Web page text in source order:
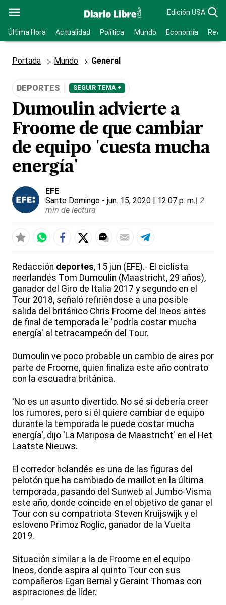
Edición USA
Última Hora Actualidad Política Mundo Economía
Portada Mundo General
DEPORTES SEGUIR TEMA +
Dumoulin advierte a
Froome de que cambiar
de equipo 'cuesta mucha
energía'
EFE
Santo Domingo - jun. 15, 2020 | 12:07 p. m.| 2
min de lectura
Redacción deportes, 15 jun (EFE).- El ciclista
neerlandés Tom Dumoulin (Maastricht, 29 años),
ganador del Giro de Italia 2017 y segundo en el
Tour 2018, señaló refiriéndose a una posible
salida del británico Chris Froome del Ineos antes
de final de temporada le 'podría costar mucha
energía' al tetracampeón del Tour.
Dumoulin ve poco probable un cambio de aires por
parte de Froome, quien finaliza este año contrato
con la escuadra británica.
'No es un asunto divertido. No sé si debería creer
los rumores, pero si él quiere cambiar de equipo
durante la temporada le puede costar mucha
energía', dijo 'La Mariposa de Maastricht' en el Het
Laatste Nieuws.
El corredor holandés es una de las figuras del
pelotón que ha cambiado de maillot en la última
temporada, pasando del Sunweb al Jumbo-Visma
este año, donde coincide en el objetivo de ganar el
Tour con su compatriota Steven Kruijswijk y el
esloveno Primoz Roglic, ganador de la Vuelta
2019.
Situación similar a la de Froome en el equipo
Ineos, donde aspira al quinto Tour con sus
compañeros Egan Bernal y Geraint Thomas con
aspiraciones de líder.